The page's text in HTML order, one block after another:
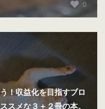
0
！収益化を目指すブロ
スメな３＋２冊の本。